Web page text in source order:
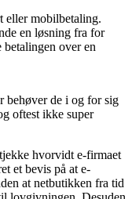
eller mobilbetaling.
en løsning fra for
over en
behøver de i og for sig
oftest ikke super
hvorvidt e-firmaet
et bevis på at e-
at netbutikken fra tid